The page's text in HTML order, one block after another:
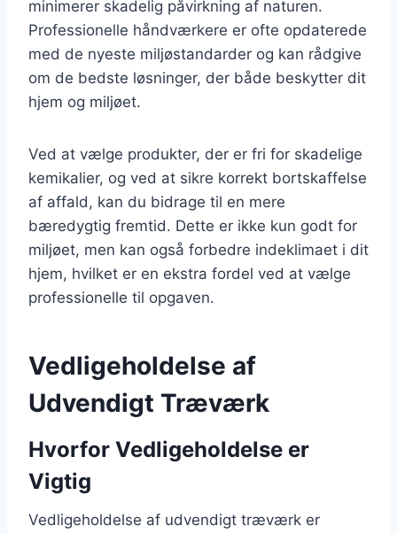
minimerer skadelig påvirkning af naturen.
Professionelle håndværkere er ofte opdaterede
med de nyeste miljøstandarder og kan rådgive
om de bedste løsninger, der både beskytter dit
hjem og miljøet.
Ved at vælge produkter, der er fri for skadelige
kemikalier, og ved at sikre korrekt bortskaffelse
af affald, kan du bidrage til en mere
bæredygtig fremtid. Dette er ikke kun godt for
miljøet, men kan også forbedre indeklimaet i dit
hjem, hvilket er en ekstra fordel ved at vælge
professionelle til opgaven.
Vedligeholdelse af
Udvendigt Træværk
Hvorfor Vedligeholdelse er
Vigtig
Vedligeholdelse af udvendigt træværk er